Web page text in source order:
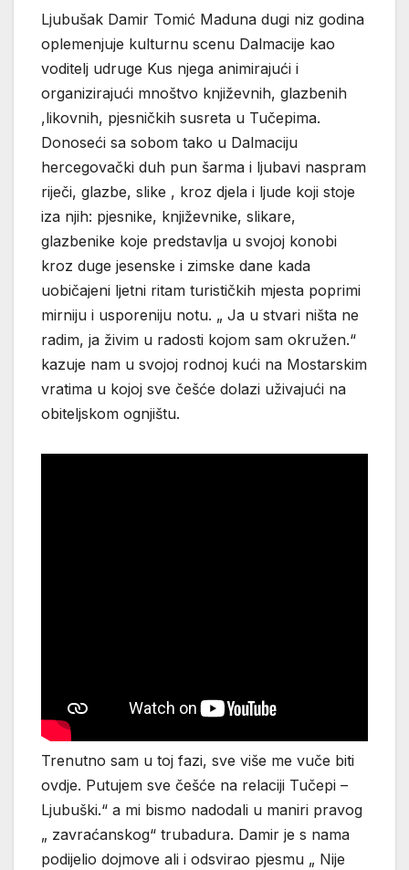
Ljubušak Damir Tomić Maduna dugi niz godina
oplemenjuje kulturnu scenu Dalmacije kao
voditelj udruge Kus njega animirajući i
organizirajući mnoštvo književnih, glazbenih
,likovnih, pjesničkih susreta u Tučepima.
Donoseći sa sobom tako u Dalmaciju
hercegovački duh pun šarma i ljubavi naspram
riječi, glazbe, slike , kroz djela i ljude koji stoje
iza njih: pjesnike, književnike, slikare,
glazbenike koje predstavlja u svojoj konobi
kroz duge jesenske i zimske dane kada
uobičajeni ljetni ritam turističkih mjesta poprimi
mirniju i usporeniju notu. „ Ja u stvari ništa ne
radim, ja živim u radosti kojom sam okružen.“
kazuje nam u svojoj rodnoj kući na Mostarskim
vratima u kojoj sve češće dolazi uživajući na
obiteljskom ognjištu.
Trenutno sam u toj fazi, sve više me vuče biti
ovdje. Putujem sve češće na relaciji Tučepi –
Ljubuški.“ a mi bismo nadodali u maniri pravog
„ zavraćanskog“ trubadura. Damir je s nama
podijelio dojmove ali i odsvirao pjesmu „ Nije